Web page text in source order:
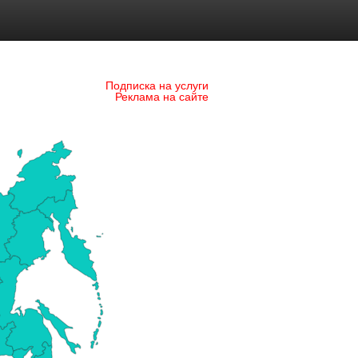
Подписка на услуги
Реклама на сайте